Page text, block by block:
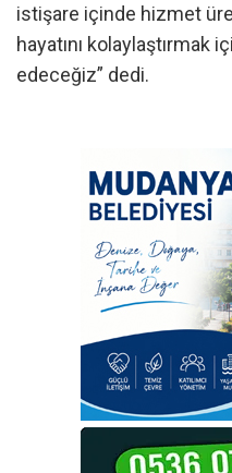
istişare içinde hizmet
hayatını kolaylaştırmak
edeceğiz” dedi.